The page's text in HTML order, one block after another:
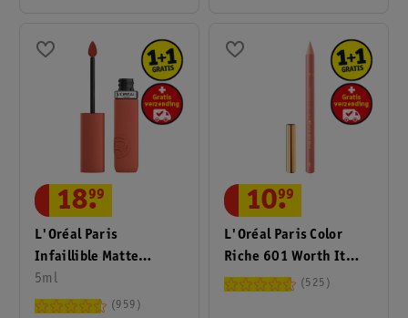
L'Oréal Paris
Infaillible Matte
Resistance 115 Snooze
Your Alarm Lipstick
5ml
18.
99
959
L'Oréal Paris Color
Riche 601 Worth It
Lippotlood
10.
99
525